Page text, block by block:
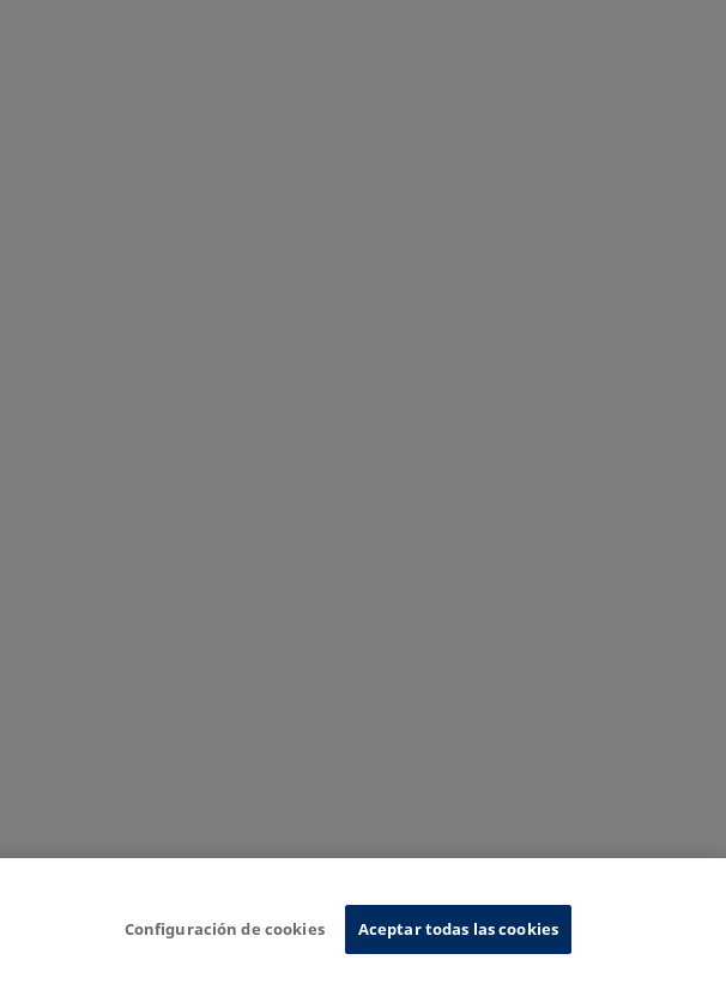
Sistema de Información
Configuración de cookies Aceptar todas las cookies